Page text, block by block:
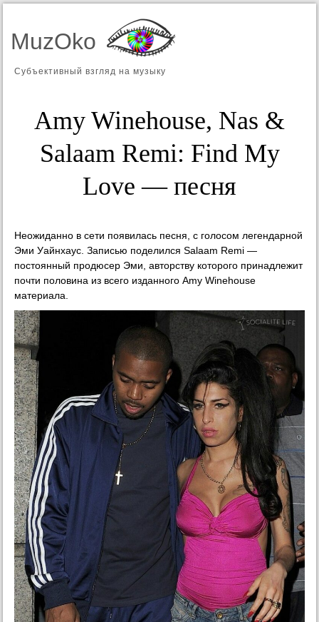
MuzOko
Субъективный взгляд на музыку
Amy Winehouse, Nas &
Salaam Remi: Find My
Love — песня
Неожиданно в сети появилась песня, с голосом легендарной
Эми Уайнхаус. Записью поделился Salaam Remi —
постоянный продюсер Эми, авторству которого принадлежит
почти половина из всего изданного Amy Winehouse
материала.